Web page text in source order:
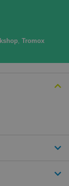
, Tromox